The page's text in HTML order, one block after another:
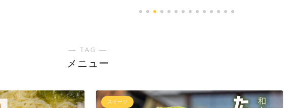
― TAG ―
メニュー
スイーツ